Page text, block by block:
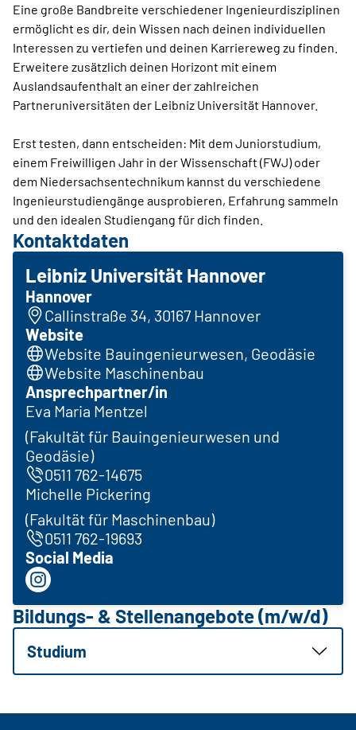
Eine große Bandbreite verschiedener Ingenieurdisziplinen
ermöglicht es dir, dein Wissen nach deinen individuellen
Interessen zu vertiefen und deinen Karriereweg zu finden.
Erweitere zusätzlich deinen Horizont mit einem
Auslandsaufenthalt an einer der zahlreichen
Partneruniversitäten der Leibniz Universität Hannover.
Erst testen, dann entscheiden: Mit dem Juniorstudium,
einem Freiwilligen Jahr in der Wissenschaft (FWJ) oder
dem Niedersachsentechnikum kannst du verschiedene
Ingenieurstudiengänge ausprobieren, Erfahrung sammeln
und den idealen Studiengang für dich finden.
Kontaktdaten
Leibniz Universität Hannover
Hannover
Callinstraße 34, 30167 Hannover
Website
Website Bauingenieurwesen, Geodäsie
Website Maschinenbau
Ansprechpartner/in
Eva Maria Mentzel
(Fakultät für Bauingenieurwesen und
Geodäsie)
0511 762-14675
Michelle Pickering
(Fakultät für Maschinenbau)
0511 762-19693
Social Media
Bildungs- & Stellenangebote (m/w/d)
Studium